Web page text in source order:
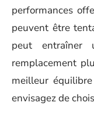
performances
peuvent être
peut
remplacement
meilleur
envisagez de